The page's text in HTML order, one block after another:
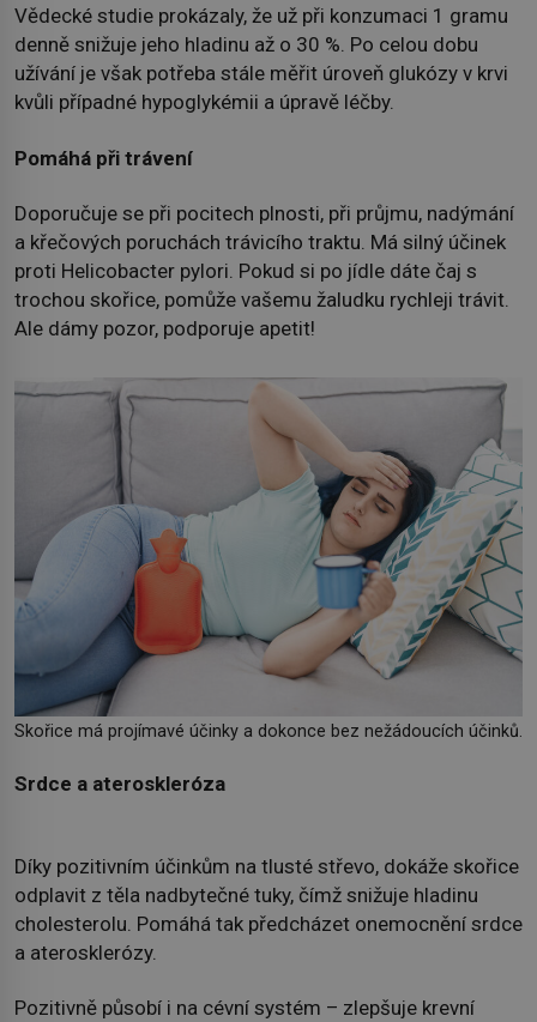
Vědecké studie prokázaly, že už při konzumaci 1 gramu
denně snižuje jeho hladinu až o 30 %. Po celou dobu
užívání je však potřeba stále měřit úroveň glukózy v krvi
kvůli případné hypoglykémii a úpravě léčby.
Pomáhá při trávení
Doporučuje se při pocitech plnosti, při průjmu, nadýmání
a křečových poruchách trávicího traktu. Má silný účinek
proti Helicobacter pylori. Pokud si po jídle dáte čaj s
trochou skořice, pomůže vašemu žaludku rychleji trávit.
Ale dámy pozor, podporuje apetit!
Skořice má projímavé účinky a dokonce bez nežádoucích účinků.
Srdce a ateroskleróza
Díky pozitivním účinkům na tlusté střevo, dokáže skořice
odplavit z těla nadbytečné tuky, čímž snižuje hladinu
cholesterolu. Pomáhá tak předcházet onemocnění srdce
a aterosklerózy.
Pozitivně působí i na cévní systém – zlepšuje krevní